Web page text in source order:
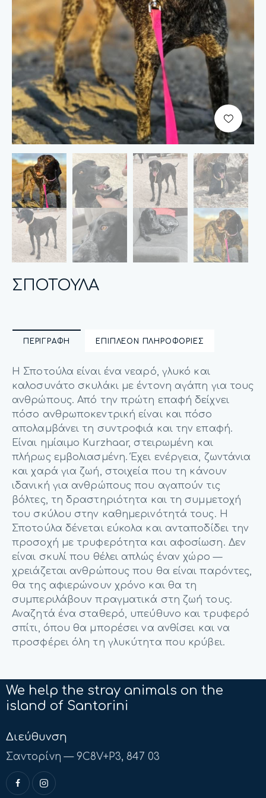
ΣΠΟΤΟΥΛΑ
ΠΕΡΙΓΡΑΦΉ ΕΠΙΠΛΈΟΝ ΠΛΗΡΟΦΟΡΊΕΣ
Η Σποτούλα είναι ένα νεαρό, γλυκό και
καλοσυνάτο σκυλάκι με έντονη αγάπη για τους
ανθρώπους. Από την πρώτη επαφή δείχνει
πόσο ανθρωποκεντρική είναι και πόσο
απολαμβάνει τη συντροφιά και την επαφή.
Είναι ημίαιμο Kurzhaar, στειρωμένη και
πλήρως εμβολιασμένη. Έχει ενέργεια, ζωντάνια
και χαρά για ζωή, στοιχεία που τη κάνουν
ιδανική για ανθρώπους που αγαπούν τις
βόλτες, τη δραστηριότητα και τη συμμετοχή
του σκύλου στην καθημερινότητά τους. Η
Σποτούλα δένεται εύκολα και ανταποδίδει την
προσοχή με τρυφερότητα και αφοσίωση. Δεν
είναι σκυλί που θέλει απλώς έναν χώρο —
χρειάζεται ανθρώπους που θα είναι παρόντες,
θα της αφιερώνουν χρόνο και θα τη
συμπεριλάβουν πραγματικά στη ζωή τους.
Αναζητά ένα σταθερό, υπεύθυνο και τρυφερό
σπίτι, όπου θα μπορέσει να ανθίσει και να
προσφέρει όλη τη γλυκύτητα που κρύβει.
We help the stray animals on the
island of Santorini
Διεύθυνση
Σαντορίνη — 9C8V+P3, 847 03